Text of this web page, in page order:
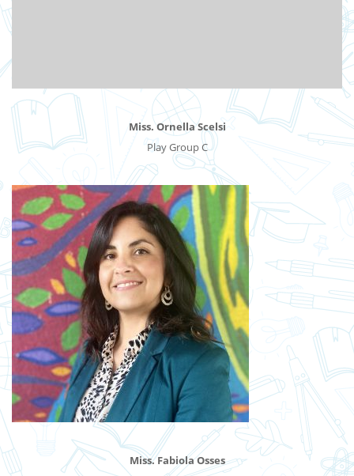
Miss. Ornella Scelsi
Play Group C
Miss. Fabiola Osses